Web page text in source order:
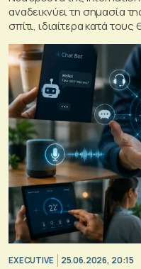
αναδεικνύει τη σημασία
σπίτι, ιδιαίτερα κατά
EXECUTIVE 25.06.2026, 20:15